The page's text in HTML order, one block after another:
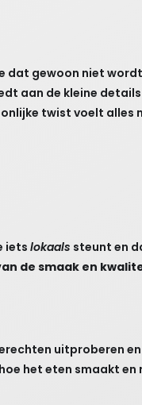
dat gewoon niet
aan de kleine
twist voelt alles
ietslokaals steunt en
de smaak en
uitproberen
het eten smaakt en